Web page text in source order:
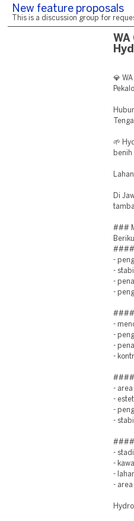
New feature proposals
This is a discussion group for
💎
🌱
benih
Di
###
####
-
-
-
-
####
-
-
-
-
####
- area
-
-
-
####
-
-
-
- area